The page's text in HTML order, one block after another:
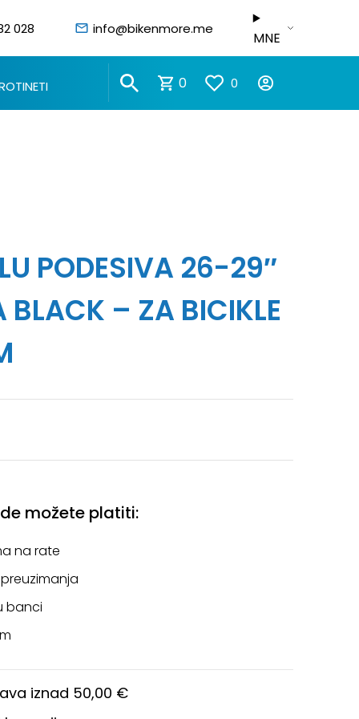
028 info@bikenmore.me
MNE
0 0
PODESIVA 26-29″
– ZA BICIKLE
možete platiti:
na rate
banci
iznad 50,00 €